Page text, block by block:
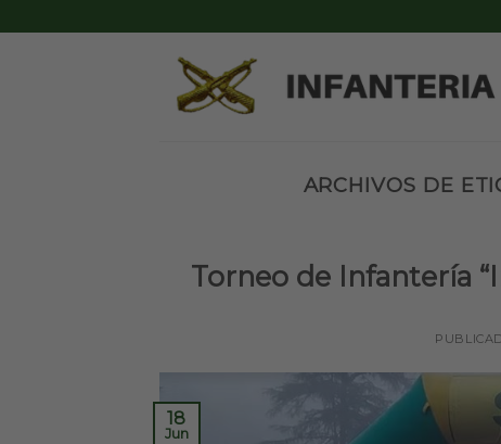
to
ARCHIVOS DE
Torneo de Infantería
18
Jun